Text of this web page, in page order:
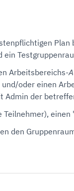
ein
Arbeitsbereichs-
oder einen
der
den